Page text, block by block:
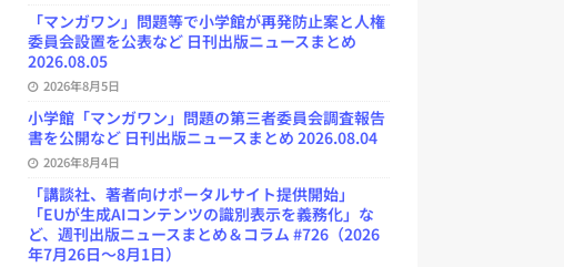
n
e
「マンガワン」問題等で小学館が再発防止案と人権
委員会設置を公表など 日刊出版ニュースまとめ
2026.08.05
2026年8月5日
小学館「マンガワン」問題の第三者委員会調査報告
書を公開など 日刊出版ニュースまとめ 2026.08.04
2026年8月4日
「講談社、著者向けポータルサイト提供開始」
「EUが生成AIコンテンツの識別表示を義務化」な
ど、週刊出版ニュースまとめ＆コラム #726（2026
年7月26日～8月1日）